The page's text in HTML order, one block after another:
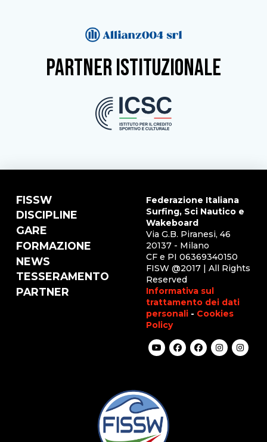
partner istituzionale
FISSW
DISCIPLINE
GARE
FORMAZIONE
NEWS
TESSERAMENTO
PARTNER
Federazione Italiana
Surfing, Sci Nautico e
Wakeboard
Via G.B. Piranesi, 46
20137 - Milano
CF e PI 06369340150
FISW @2017 | All Rights
Reserved
Informativa sul
trattamento dei dati
personali - Cookies
Policy